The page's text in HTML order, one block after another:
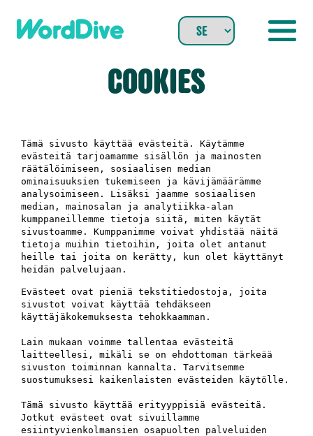
content
COOKIES
Tämä sivusto käyttää evästeitä. Käytämme
evästeitä tarjoamamme sisällön ja mainosten
räätälöimiseen, sosiaalisen median
ominaisuuksien tukemiseen ja kävijämäärämme
analysoimiseen. Lisäksi jaamme sosiaalisen
median, mainosalan ja analytiikka-alan
kumppaneillemme tietoja siitä, miten käytät
sivustoamme. Kumppanimme voivat yhdistää näitä
tietoja muihin tietoihin, joita olet antanut
heille tai joita on kerätty, kun olet käyttänyt
heidän palvelujaan.
Evästeet ovat pieniä tekstitiedostoja, joita
sivustot voivat käyttää tehdäkseen
käyttäjäkokemuksesta tehokkaamman.
Lain mukaan voimme tallentaa evästeitä
laitteellesi, mikäli se on ehdottoman tärkeää
sivuston toiminnan kannalta. Tarvitsemme
suostumuksesi kaikenlaisten evästeiden käytölle.
Tämä sivusto käyttää erityyppisiä evästeitä.
Jotkut evästeet ovat sivuillamme
esiintyvienkolmansien osapuolten palveluiden